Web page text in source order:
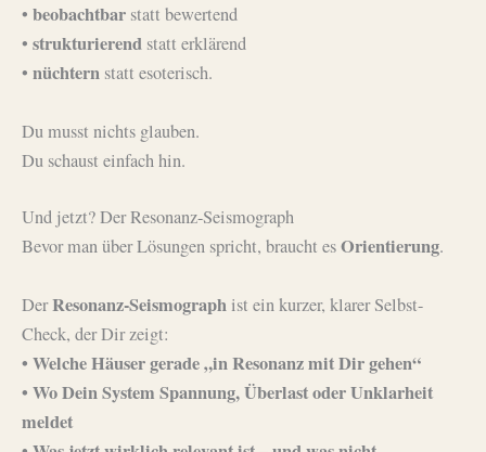
• beobachtbar statt bewertend
• strukturierend statt erklärend
• nüchtern statt esoterisch.
Du musst nichts glauben.
Du schaust einfach hin.
Und jetzt? Der Resonanz-Seismograph
Bevor man über Lösungen spricht, braucht esOrientierung.
DerResonanz-Seismographist ein kurzer, klarer Selbst-
Check, der Dir zeigt:
• Welche Häuser gerade „in Resonanz mit Dir gehen“
• Wo Dein System Spannung, Überlast oder Unklarheit
meldet